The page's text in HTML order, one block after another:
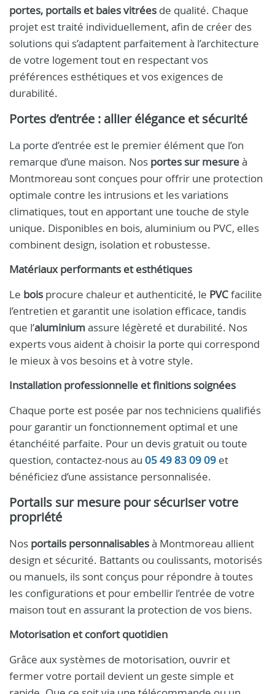
portes, portails et baies vitrées de qualité. Chaque
projet est traité individuellement, afin de créer des
solutions qui s’adaptent parfaitement à l’architecture
de votre logement tout en respectant vos
préférences esthétiques et vos exigences de
durabilité.
Portes d’entrée : allier élégance et sécurité
La porte d’entrée est le premier élément que l’on
remarque d’une maison. Nos portes sur mesureà
Montmoreau sont conçues pour offrir une protection
optimale contre les intrusions et les variations
climatiques, tout en apportant une touche de style
unique. Disponibles en bois, aluminium ou PVC, elles
combinent design, isolation et robustesse.
Matériaux performants et esthétiques
Le bois procure chaleur et authenticité, le PVCfacilite
l’entretien et garantit une isolation efficace, tandis
que l’aluminiumassure légèreté et durabilité. Nos
experts vous aident à choisir la porte qui correspond
le mieux à vos besoins et à votre style.
Installation professionnelle et finitions soignées
Chaque porte est posée par nos techniciens qualifiés
pour garantir un fonctionnement optimal et une
étanchéité parfaite. Pour un devis gratuit ou toute
question, contactez-nous au 05 49 83 09 09 et
bénéficiez d’une assistance personnalisée.
Portails sur mesure pour sécuriser votre
propriété
Nos portails personnalisablesà Montmoreau allient
design et sécurité. Battants ou coulissants, motorisés
ou manuels, ils sont conçus pour répondre à toutes
les configurations et pour embellir l’entrée de votre
maison tout en assurant la protection de vos biens.
Motorisation et confort quotidien
Grâce aux systèmes de motorisation, ouvrir et
fermer votre portail devient un geste simple et